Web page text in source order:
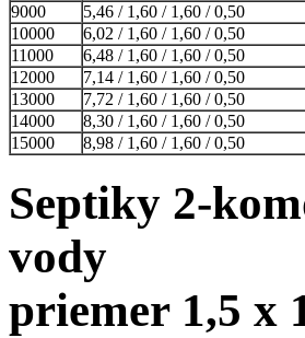
9000
5,46 / 1,60 / 1,60 / 0,50
10000
6,02 / 1,60 / 1,60 / 0,50
11000
6,48 / 1,60 / 1,60 / 0,50
12000
7,14 / 1,60 / 1,60 / 0,50
13000
7,72 / 1,60 / 1,60 / 0,50
14000
8,30 / 1,60 / 1,60 / 0,50
15000
8,98 / 1,60 / 1,60 / 0,50
Septiky 2-
vody
priemer 1,5 x